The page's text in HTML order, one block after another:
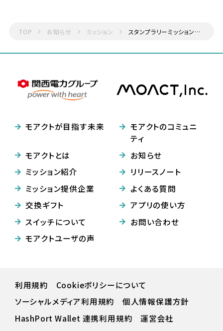
TOP お知らせ ミッション スタンプラリーミッションの提供開始！
モアクトが目指す未来
モアクトとは
ミッション紹介
ミッション提供企業
交換ギフト
スイッチについて
モアクトユーザの声
モアクトのコミュニ
ティ
お知らせ
リリースノート
よくある質問
アプリの使い方
お問い合わせ
利用規約
Cookieポリシーについて
ソーシャルメディア利用規約
個人情報保護方針
HashPort Wallet 連携利⽤規約
運営会社